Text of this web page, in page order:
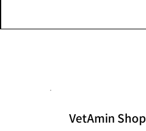
VetAmin Shop